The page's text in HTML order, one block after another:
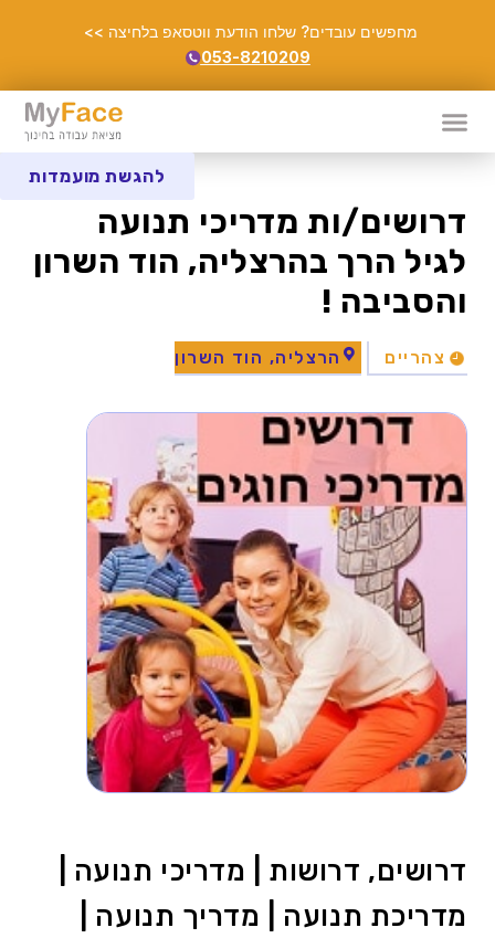
מחפשים עובדים? שלחו הודעת ווטסאפ בלחיצה >>
053-8210209
דרושים/ות מדריכי תנועה
לגיל הרך בהרצליה, הוד השרון
והסביבה !
צהריים הרצליה, הוד השרון
להגשת מועמדות
דרושים, דרושות | מדריכי תנועה |
מדריכת תנועה | מדריך תנועה |